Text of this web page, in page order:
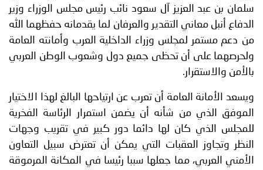
سلمان بن عبد العزيز آل سعود نائب رئيس مجلس الوزراء وزير
الدفاع أنبل معاني التقدير والعرفان لما يقدمانه حفظهما الله
من دعم مستمر لمجلس وزراء الداخلية العرب وأمانته العامة
ولحرصهما على أن تحظى جميع دول وشعوب الوطن العربي
بالأمن والاستقرار.
ويسعد الأمانة العامة أن تعرب عن ارتياحها البالغ لهذا الاختيار
الموفق الذي من شأنه أن يضمن استمرار الرئاسة الفخرية
للمجلس الذي كان لها دائما دور كبير في تقريب وجهات
النظر وتجاوز العقبات التي يمكن أن تعترض سبيل التعاون
الأمني العربي، مما جعلها سببا رئيسا في المكانة المرموقة